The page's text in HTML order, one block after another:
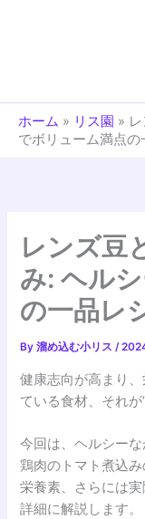
ホーム » リス園 »
でボリューム満点の
レンズ豆
み: ヘル
の一品レ
By溜め込む小リス/
健康志向が高まり
ている食材、それが
今回は、ヘルシー
鶏肉のトマト煮込
栄養素、さらには
詳細に解説します。